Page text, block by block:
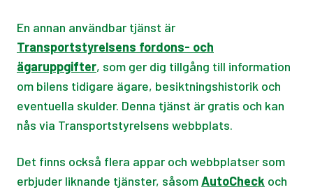
En annan användbar tjänst är
Transportstyrelsens fordons- och
ägaruppgifter, som ger dig tillgång till information
om bilens tidigare ägare, besiktningshistorik och
eventuella skulder. Denna tjänst är gratis och kan
nås via Transportstyrelsens webbplats.
Det finns också flera appar och webbplatser som
erbjuder liknande tjänster, såsomAutoCheck och